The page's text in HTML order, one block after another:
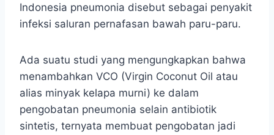
Indonesia pneumonia disebut sebagai penyakit
infeksi saluran pernafasan bawah paru-paru.
Ada suatu studi yang mengungkapkan bahwa
menambahkan VCO (Virgin Coconut Oil atau
alias minyak kelapa murni) ke dalam
pengobatan pneumonia selain antibiotik
sintetis, ternyata membuat pengobatan jadi